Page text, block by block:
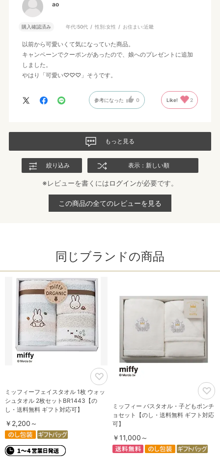
ao
購入確認済み 年代:50代 性別:女性 お住まい:近畿
以前から可愛いくて気になっていた商品。
キャンペーンでクーポンがあったので、娘へのプレゼントに追加
しました。
やはり「可愛い♡♡♡」そうです。
参考になった 0 Like! 2
もっと見る
絞り込み 表示：新しい順
※レビューを書くにはログインが必要です。
この商品の全てのレビューを見る
同じブランドの商品
ミッフィーフェイスタオル 1枚 ウォッ
シュタオル 2枚セットBR1443【の
し・送料無料 ギフト対応可】
￥2,200～
ミッフィー バスタオル・子どもポンチ
ョセット【のし・送料無料 ギフト対応
可】
￥11,000～